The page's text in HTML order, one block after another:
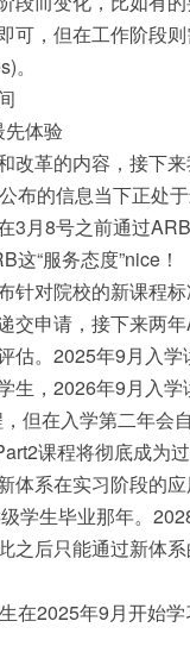
可，但在工作阶段
。
体验
改革的内容，接下
布的信息当下正处
3月8号之前通过
这“服务态度”nice！
针对院校的新课程
交申请，接下来两
估。2025年9月入学
生，2026年9月入学
但在入学第二年会
课程将彻底成为
体系在实习阶段的
学生毕业那年。
之后只能通过新体
在2025年9月开始